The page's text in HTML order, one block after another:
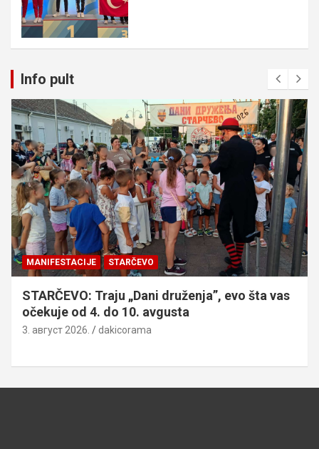
Info pult
MANIFESTACIJE STARČEVO
STARČEVO: Traju „Dani druženja”, evo šta vas
očekuje od 4. do 10. avgusta
3. август 2026. dakicorama